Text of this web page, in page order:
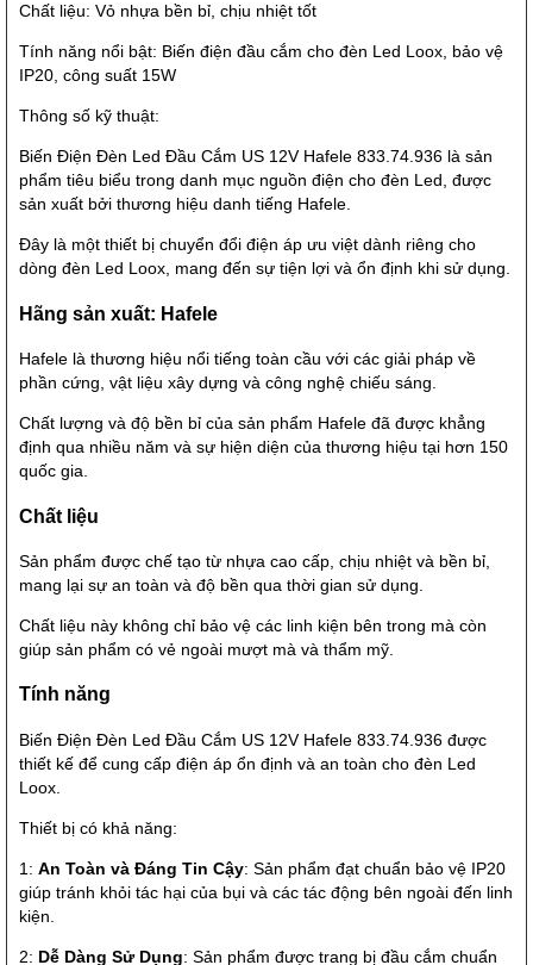
Chất liệu: Vỏ nhựa bền bỉ, chịu nhiệt tốt
Tính năng nổi bật: Biến điện đầu cắm cho đèn Led Loox, bảo vệ
IP20, công suất 15W
Thông số kỹ thuật:
Biến Điện Đèn Led Đầu Cắm US 12V Hafele 833.74.936 là sản
phẩm tiêu biểu trong danh mục nguồn điện cho đèn Led, được
sản xuất bởi thương hiệu danh tiếng Hafele.
Đây là một thiết bị chuyển đổi điện áp ưu việt dành riêng cho
dòng đèn Led Loox, mang đến sự tiện lợi và ổn định khi sử dụng.
Hãng sản xuất: Hafele
Hafele là thương hiệu nổi tiếng toàn cầu với các giải pháp về
phần cứng, vật liệu xây dựng và công nghệ chiếu sáng.
Chất lượng và độ bền bỉ của sản phẩm Hafele đã được khẳng
định qua nhiều năm và sự hiện diện của thương hiệu tại hơn 150
quốc gia.
Chất liệu
Sản phẩm được chế tạo từ nhựa cao cấp, chịu nhiệt và bền bỉ,
mang lại sự an toàn và độ bền qua thời gian sử dụng.
Chất liệu này không chỉ bảo vệ các linh kiện bên trong mà còn
giúp sản phẩm có vẻ ngoài mượt mà và thẩm mỹ.
Tính năng
Biến Điện Đèn Led Đầu Cắm US 12V Hafele 833.74.936 được
thiết kế để cung cấp điện áp ổn định và an toàn cho đèn Led
Loox.
Thiết bị có khả năng:
1: An Toàn và Đáng Tin Cậy: Sản phẩm đạt chuẩn bảo vệ IP20
giúp tránh khỏi tác hại của bụi và các tác động bên ngoài đến linh
kiện.
2: Dễ Dàng Sử Dụng: Sản phẩm được trang bị đầu cắm chuẩn